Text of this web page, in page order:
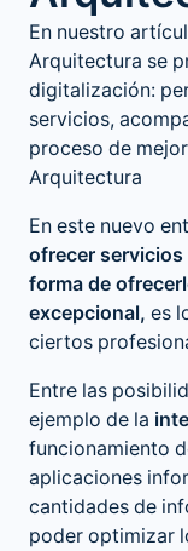
En nuestro
Arquitectura se
digitalización:
servicios,
proceso de
Arquitectura
En este nuevo
ofrecer servicios
forma de
excepcional, es
ciertos
Entre las
ejemplo de la
funcionamiento
aplicaciones
cantidades de
poder optimizar